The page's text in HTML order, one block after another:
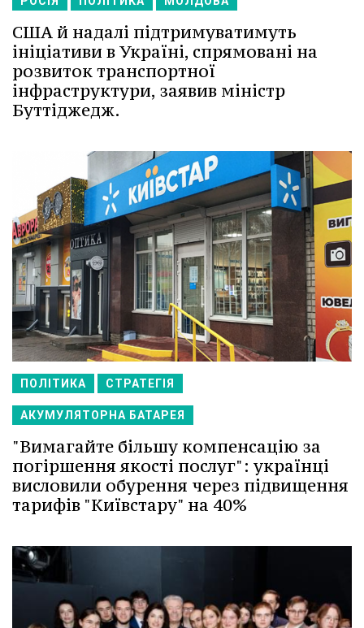
США й надалі підтримуватимуть
ініціативи в Україні, спрямовані на
розвиток транспортної
інфраструктури, заявив міністр
Буттіджедж.
ПОЛІТИКА СТРАТЕГІЯ
АКУМУЛЯТОРНА БАТАРЕЯ
"Вимагайте більшу компенсацію за
погіршення якості послуг": українці
висловили обурення через підвищення
тарифів "Київстару" на 40%